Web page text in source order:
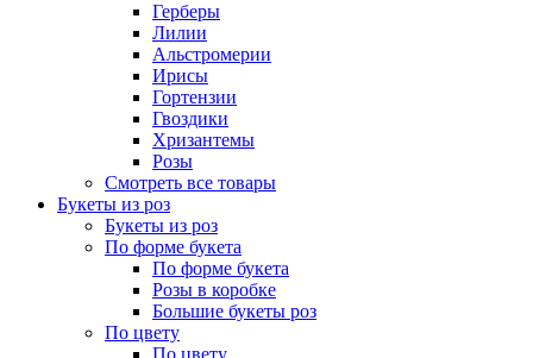
Герберы
Лилии
Альстромерии
Ирисы
Гортензии
Гвоздики
Хризантемы
Розы
Смотреть все товары
Букеты из роз
Букеты из роз
По форме букета
По форме букета
Розы в коробке
Большие букеты роз
По цвету